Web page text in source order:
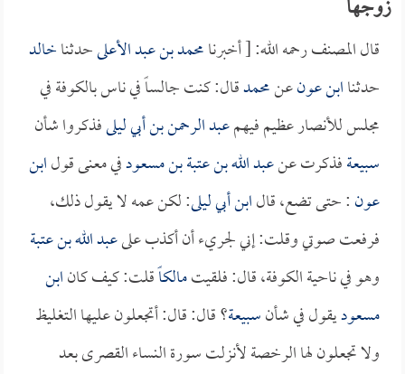
زوجها
قال المصنف رحمه الله: [ أخبرنامحمد بن عبد الأعلىحدثناخالد
حدثناابن عونعنمحمدقال: كنت جالساً في ناس بالكوفة في
مجلس للأنصار عظيم فيهمعبد الرحمن بن أبي ليلىفذكروا شأن
سبيعةفذكرت عنعبد الله بن عتبة بن مسعودفي معنى قولابن
عون: حتى تضع، قالابن أبي ليلى: لكن عمه لا يقول ذلك،
فرفعت صوتي وقلت: إني لجريء أن أكذب علىعبد الله بن عتبة
وهو في ناحية الكوفة، قال: فلقيتمالكاًقلت: كيف كانابن
مسعوديقول في شأنسبيعة؟ قال: قال: أتجعلون عليها التغليظ
ولا تجعلون لها الرخصة لأنزلت سورة النساء القصرى بعد